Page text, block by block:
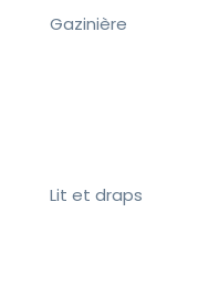
Gazinière
Lit et draps